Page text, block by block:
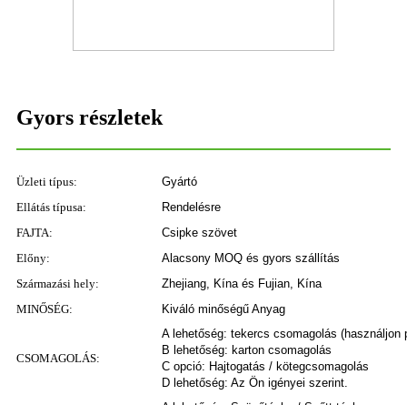
Gyors részletek
Üzleti típus:
Gyártó
Ellátás típusa:
Rendelésre
FAJTA:
Csipke szövet
Előny:
Alacsony MOQ és gyors szállítás
Származási hely:
Zhejiang, Kína és Fujian, Kína
MINŐSÉG:
Kiváló minőségű Anyag
CSOMAGOLÁS:
A lehetőség: tekercs csomagolás (használjon
B lehetőség: karton csomagolás
C opció: Hajtogatás / kötegcsomagolás
D lehetőség: Az Ön igényei szerint.